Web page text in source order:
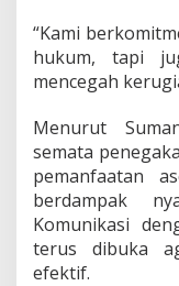
“Kami
hukum, tapi
mencegah
Menurut
semata
pemanfaatan
berdampak
Komunikasi
terus dibuka
efektif.